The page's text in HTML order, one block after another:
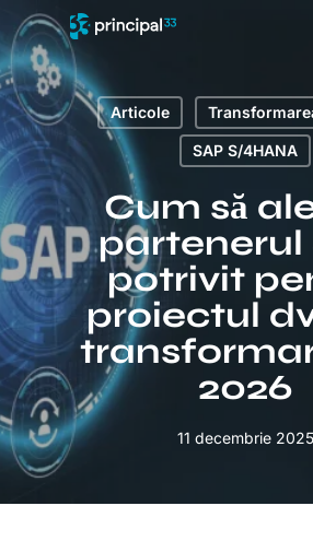
la
conținutul
principal
Articole
SAP S/4HANA
Cum să
partenerul
potrivit
proiectul
2026
11 decembrie 2025